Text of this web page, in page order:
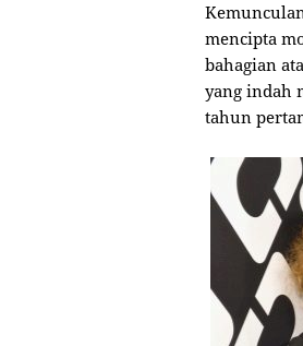
mencipta
bahagian
yang indah
tahun